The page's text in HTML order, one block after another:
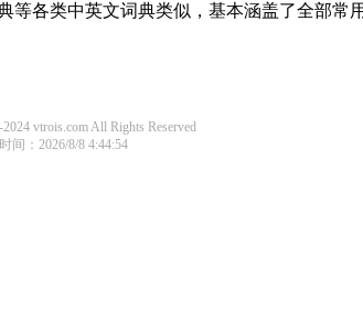
各类中英文词典类似，基本涵盖了全部
vtrois.com All Rights Reserved
间：2026/8/8 4:44:54